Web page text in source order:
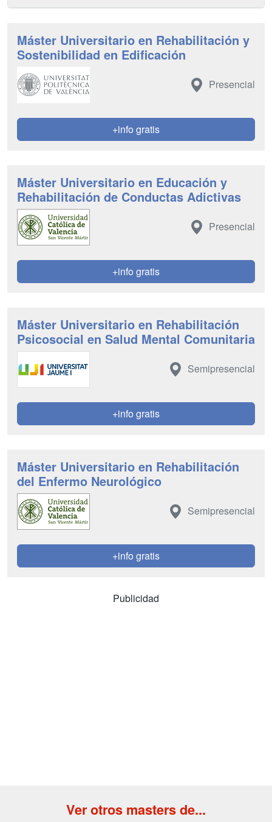
Máster Universitario en Rehabilitación y
Sostenibilidad en Edificación
Presencial
+info gratis
Máster Universitario en Educación y
Rehabilitación de Conductas Adictivas
Presencial
+info gratis
Máster Universitario en Rehabilitación
Psicosocial en Salud Mental Comunitaria
Semipresencial
+info gratis
Máster Universitario en Rehabilitación
del Enfermo Neurológico
Semipresencial
+info gratis
Publicidad
Ver otros masters de...